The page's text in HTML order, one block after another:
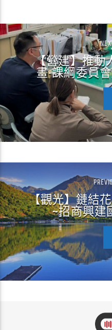
【營建】推動
畫-課綱委員
【觀光】鏈結
~招商興建